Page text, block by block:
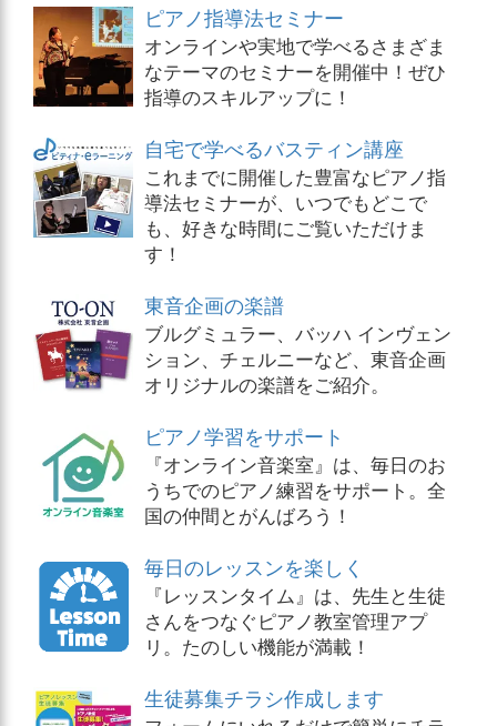
ピアノ指導法セミナー
オンラインや実地で学べるさまざま
なテーマのセミナーを開催中！ぜひ
指導のスキルアップに！
自宅で学べるバスティン講座
これまでに開催した豊富なピアノ指
導法セミナーが、いつでもどこで
も、好きな時間にご覧いただけま
す！
東音企画の楽譜
ブルグミュラー、バッハ インヴェン
ション、チェルニーなど、東音企画
オリジナルの楽譜をご紹介。
ピアノ学習をサポート
『オンライン音楽室』は、毎日のお
うちでのピアノ練習をサポート。全
国の仲間とがんばろう！
毎日のレッスンを楽しく
『レッスンタイム』は、先生と生徒
さんをつなぐピアノ教室管理アプ
リ。たのしい機能が満載！
生徒募集チラシ作成します